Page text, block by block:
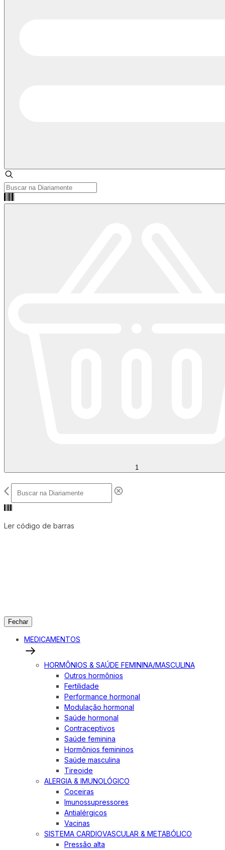
1
Ler código de barras
Fechar
MEDICAMENTOS
HORMÔNIOS & SAÚDE FEMININA/MASCULINA
Outros hormônios
Fertilidade
Performance hormonal
Modulação hormonal
Saúde hormonal
Contraceptivos
Saúde feminina
Hormônios femininos
Saúde masculina
Tireoide
ALERGIA & IMUNOLÓGICO
Coceiras
Imunossupressores
Antialérgicos
Vacinas
SISTEMA CARDIOVASCULAR & METABÓLICO
Pressão alta